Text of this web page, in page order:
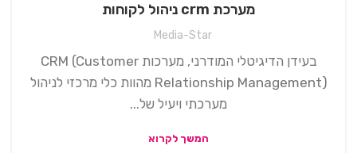
מערכת crm ניהול לקוחות
Media-Star
בעידן הדיגיטלי המודרני, מערכות CRM (Customer
Relationship Management) מהוות כלי מרכזי לניהול
מערכתי ויעיל של...
המשך לקרוא